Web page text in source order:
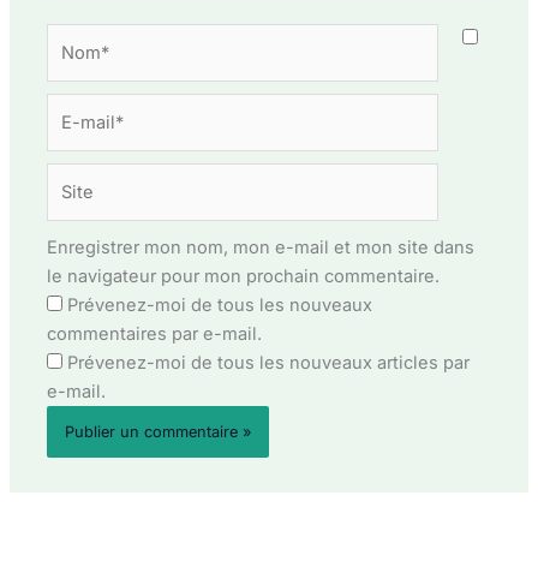
mail*
Enregistrer mon nom, mon e-mail et mon site dans
le navigateur pour mon prochain commentaire.
Prévenez-moi de tous les nouveaux
commentaires par e-mail.
Prévenez-moi de tous les nouveaux articles par
e-mail.